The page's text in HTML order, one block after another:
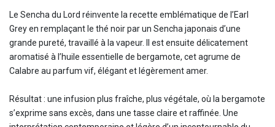
Le Sencha du Lord réinvente la recette emblématique de l’Earl
Grey en remplaçant le thé noir par un Sencha japonais d’une
grande pureté, travaillé à la vapeur. Il est ensuite délicatement
aromatisé à l’huile essentielle de bergamote, cet agrume de
Calabre au parfum vif, élégant et légèrement amer.
Résultat : une infusion plus fraîche, plus végétale, où la bergamote
s’exprime sans excès, dans une tasse claire et raffinée. Une